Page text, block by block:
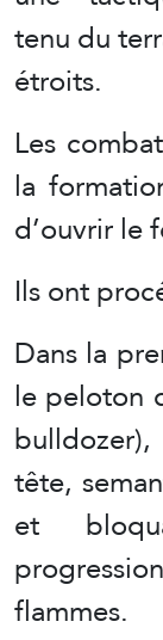
tenu du
étroits.
Les
la
d’ouvrir le
Ils ont
Dans la
le peloton
tête,
et
flammes.